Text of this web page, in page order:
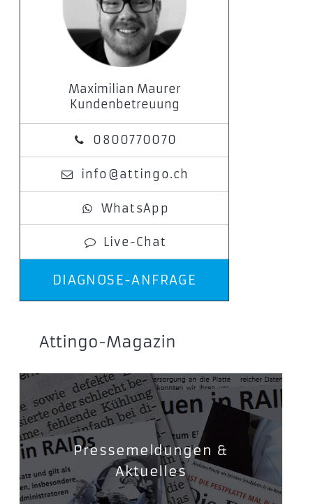
Maximilian Maurer
Kundenbetreuung
0800770070
info@attingo.ch
WhatsApp
Live-Chat
DIAGNOSE-ANFRAGE
Attingo-Magazin
Pressemeldungen &
Aktuelles